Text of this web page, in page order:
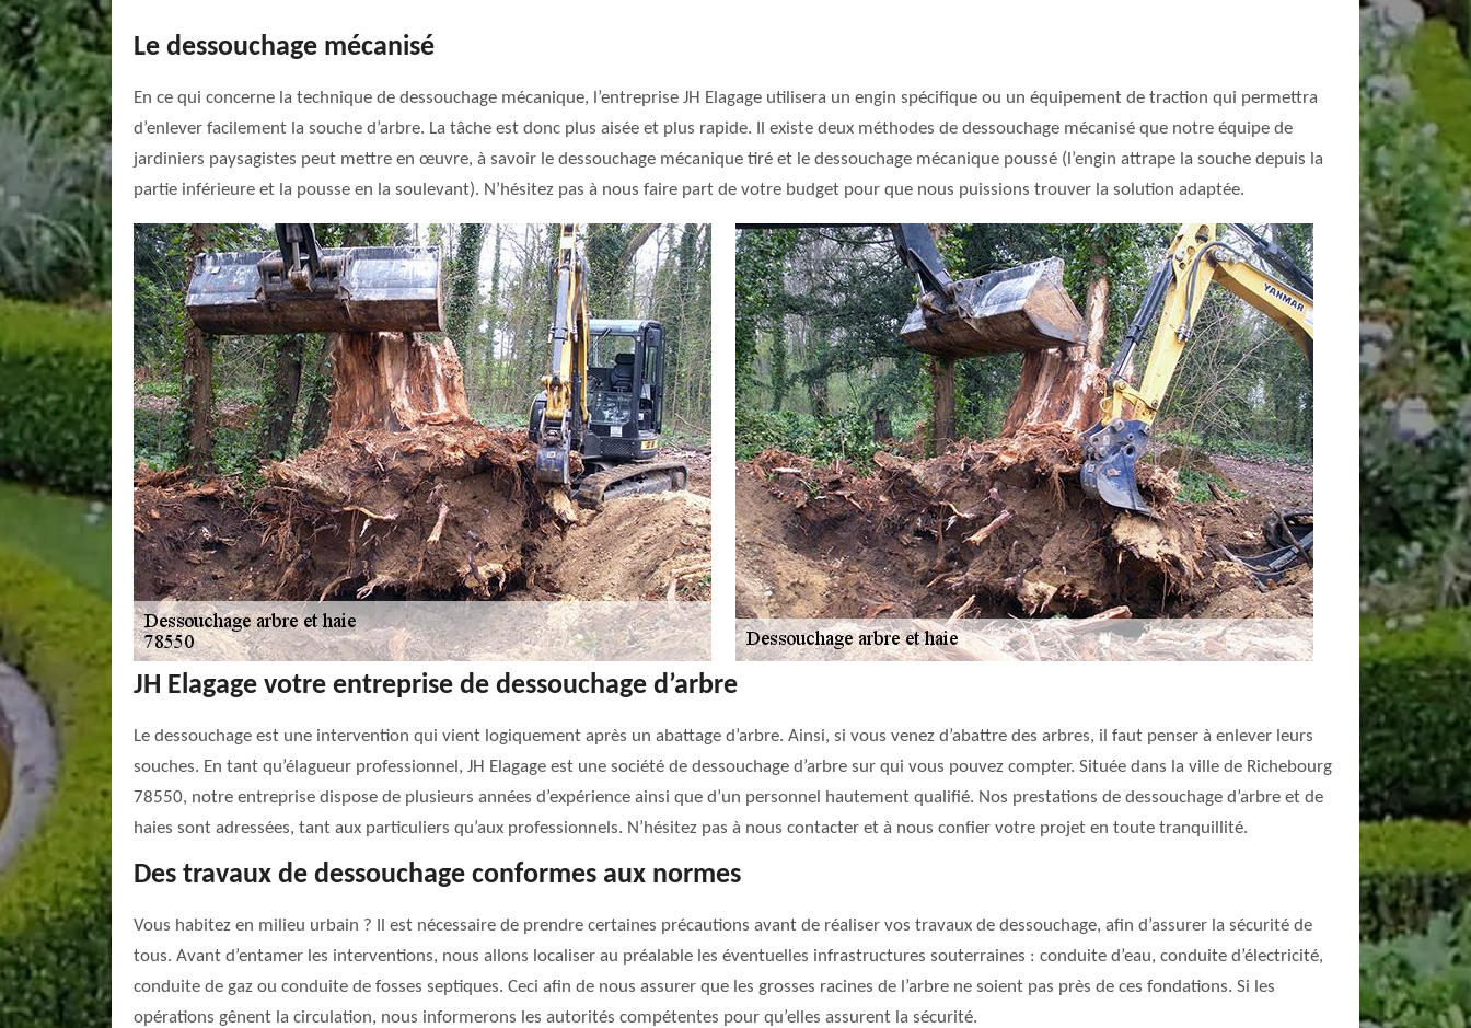
Le dessouchage mécanisé
En ce qui concerne la technique de dessouchage mécanique, l’entreprise JH Elagage utilisera un engin spécifique ou un équipement de traction qui permettra
d’enlever facilement la souche d’arbre. La tâche est donc plus aisée et plus rapide. Il existe deux méthodes de dessouchage mécanisé que notre équipe de
jardiniers paysagistes peut mettre en œuvre, à savoir le dessouchage mécanique tiré et le dessouchage mécanique poussé (l’engin attrape la souche depuis la
partie inférieure et la pousse en la soulevant). N’hésitez pas à nous faire part de votre budget pour que nous puissions trouver la solution adaptée.
JH Elagage votre entreprise de dessouchage d’arbre
Le dessouchage est une intervention qui vient logiquement après un abattage d’arbre. Ainsi, si vous venez d’abattre des arbres, il faut penser à enlever leurs
souches. En tant qu’élagueur professionnel, JH Elagage est une société de dessouchage d’arbre sur qui vous pouvez compter. Située dans la ville de Richebourg
78550, notre entreprise dispose de plusieurs années d’expérience ainsi que d’un personnel hautement qualifié. Nos prestations de dessouchage d’arbre et de
haies sont adressées, tant aux particuliers qu’aux professionnels. N’hésitez pas à nous contacter et à nous confier votre projet en toute tranquillité.
Des travaux de dessouchage conformes aux normes
Vous habitez en milieu urbain ? Il est nécessaire de prendre certaines précautions avant de réaliser vos travaux de dessouchage, afin d’assurer la sécurité de
tous. Avant d’entamer les interventions, nous allons localiser au préalable les éventuelles infrastructures souterraines : conduite d’eau, conduite d’électricité,
conduite de gaz ou conduite de fosses septiques. Ceci afin de nous assurer que les grosses racines de l’arbre ne soient pas près de ces fondations. Si les
opérations gênent la circulation, nous informerons les autorités compétentes pour qu’elles assurent la sécurité.